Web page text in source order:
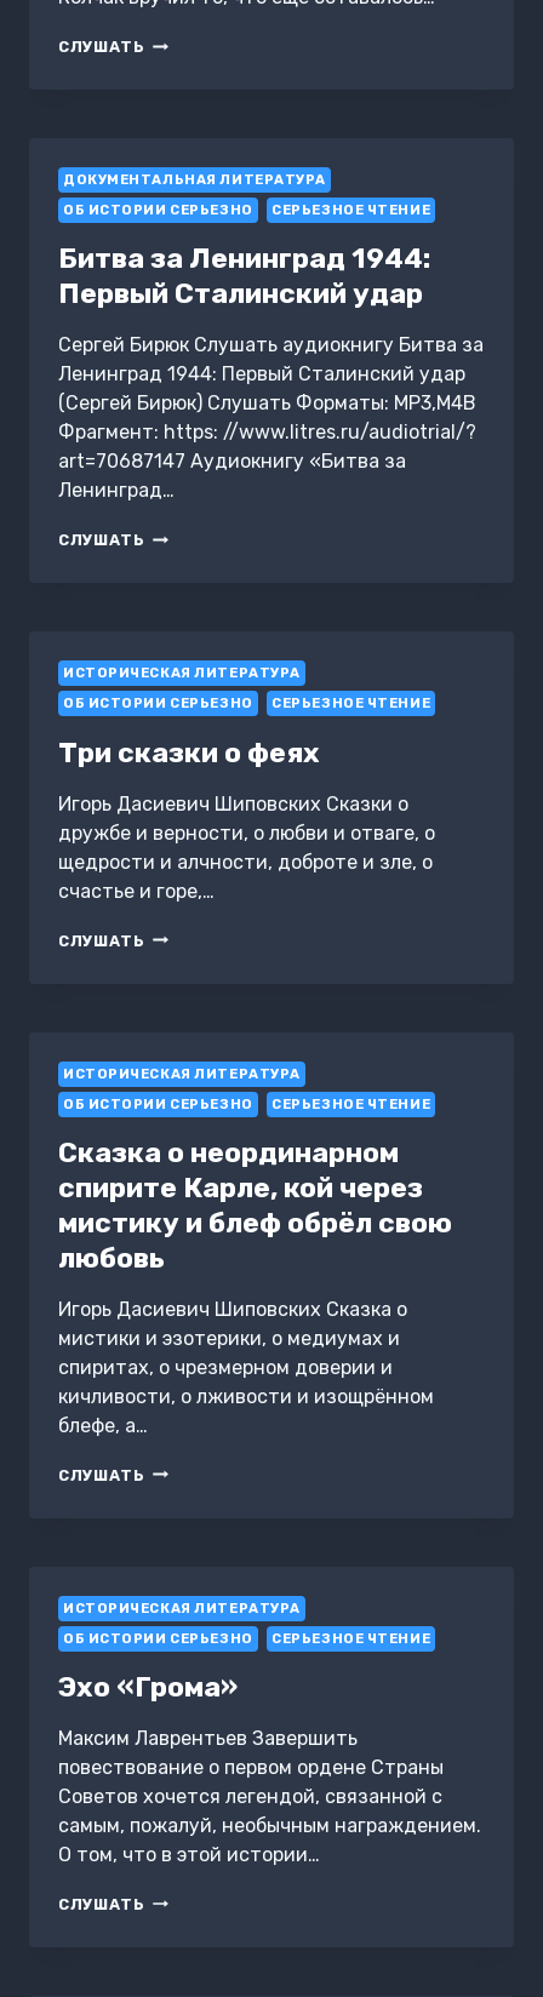
СЛУШАТЬ СБЕЖАВШИЙ
ДОКУМЕНТАЛЬНАЯ ЛИТЕРАТУРА
ОБ ИСТОРИИ СЕРЬЕЗНО
СЕРЬЕЗНОЕ ЧТЕНИЕ
Битва за Ленинград 1944:
Первый Сталинский удар
Сергей Бирюк Слушать аудиокнигу Битва за
Ленинград 1944: Первый Сталинский удар
(Сергей Бирюк) Слушать Форматы: MP3,M4B
Фрагмент: https: //www.litres.ru/audiotrial/?
art=70687147 Аудиокнигу «Битва за
Ленинград…
СЛУШАТЬ БИТВА
УДАР
ИСТОРИЧЕСКАЯ ЛИТЕРАТУРА
ОБ ИСТОРИИ СЕРЬЕЗНО
СЕРЬЕЗНОЕ ЧТЕНИЕ
Три сказки о феях
Игорь Дасиевич Шиповских Сказки о
дружбе и верности, о любви и отваге, о
щедрости и алчности, доброте и зле, о
счастье и горе,…
СЛУШАТЬ ТРИ
ИСТОРИЧЕСКАЯ ЛИТЕРАТУРА
ОБ ИСТОРИИ СЕРЬЕЗНО
СЕРЬЕЗНОЕ ЧТЕНИЕ
Сказка о неординарном
спирите Карле, кой через
мистику и блеф обрёл свою
любовь
Игорь Дасиевич Шиповских Сказка о
мистики и эзотерики, о медиумах и
спиритах, о чрезмерном доверии и
кичливости, о лживости и изощрённом
блефе, а…
СЛУШАТЬ СКАЗКА
ЧЕРЕЗ
МИСТИКУ
И
БЛЕФ
ОБРЁЛ
ЛЮБОВЬ
ИСТОРИЧЕСКАЯ ЛИТЕРАТУРА
ОБ ИСТОРИИ СЕРЬЕЗНО
СЕРЬЕЗНОЕ ЧТЕНИЕ
Эхо «Грома»
Максим Лаврентьев Завершить
повествование о первом ордене Страны
Советов хочется легендой, связанной с
самым, пожалуй, необычным награждением.
О том, что в этой истории…
СЛУШАТЬ ЭХО